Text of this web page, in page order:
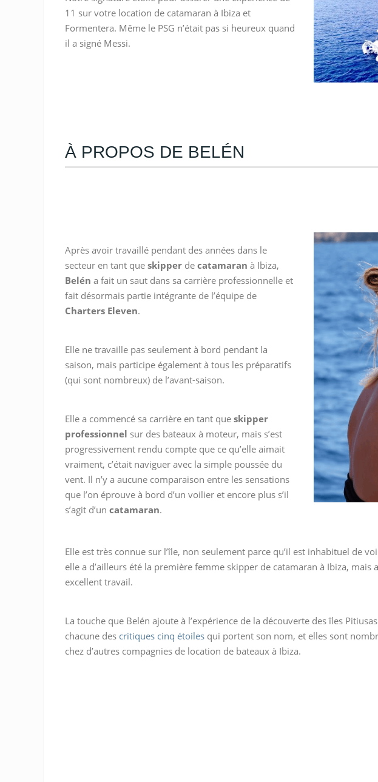
11 sur votre location de catamaran à Ibiza et
Formentera. Même le PSG n’était pas si heureux quand
il a signé Messi.
À PROPOS DE BELÉN
Après avoir travaillé pendant des années dans le
secteur en tant que skipperde catamaran à Ibiza,
Belén a fait un saut dans sa carrière professionnelle et
fait désormais partie intégrante de l’équipe de
Charters Eleven.
Elle ne travaille pas seulement à bord pendant la
saison, mais participe également à tous les préparatifs
(qui sont nombreux) de l’avant-saison.
Elle a commencé sa carrière en tant que skipper
professionnel sur des bateaux à moteur, mais s’est
progressivement rendu compte que ce qu’elle aimait
vraiment, c’était naviguer avec la simple poussée du
vent. Il n’y a aucune comparaison entre les sensations
que l’on éprouve à bord d’un voilier et encore plus s’il
s’agit d’un catamaran.
Elle est très connue sur l’île, non seulement parce qu’il est inhabituel de
elle a d’ailleurs été la première femme skipper de catamaran à Ibiza,
excellent travail.
La touche que Belén ajoute à l’expérience de la découverte des îles
chacune des critiques cinq étoilesqui portent son nom, et elles sont
chez d’autres compagnies de location de bateaux à Ibiza.